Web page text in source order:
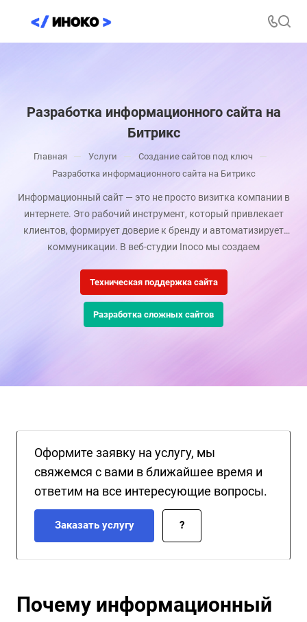
Разработка информационного сайта на
Битрикс
Главная — Услуги — Создание сайтов под ключ —
Разработка информационного сайта на Битрикс
Информационный сайт — это не просто визитка компании в
интернете. Это рабочий инструмент, который привлекает
клиентов, формирует доверие к бренду и автоматизирует
коммуникации. В веб-студии Inoco мы создаем
, превращая их из статичных страниц в динамичные
цифровые активы, способные приносить реальную прибыль.
Более 15 лет мы специализируемся наразработке
оптимизации проектов на Битрикс — и знаем, как выстроить
Техническая поддержка сайта
Разработка сложных сайтов
Оформите заявку на услугу, мы
свяжемся с вами в ближайшее время и
ответим на все интересующие вопросы.
Заказать услугу ?
Почему информационный